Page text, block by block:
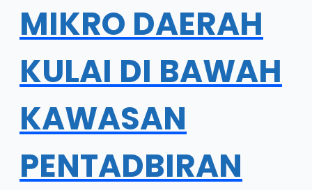
MIKRO DAERAH
KULAI DI BAWAH
KAWASAN
PENTADBIRAN